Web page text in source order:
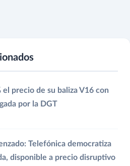
precio de su baliza V16 con
por la DGT
Telefónica democratiza
disponible a precio disruptivo